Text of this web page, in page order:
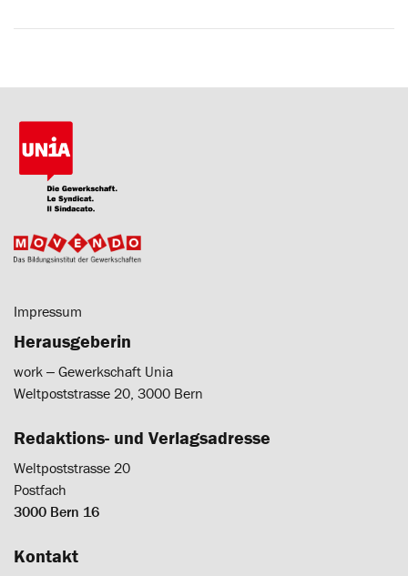
Impressum
Herausgeberin
work ‒ Gewerkschaft Unia
Weltpoststrasse 20, 3000 Bern
Redaktions- und Verlagsadresse
Weltpoststrasse 20
Postfach
3000 Bern 16
Kontakt